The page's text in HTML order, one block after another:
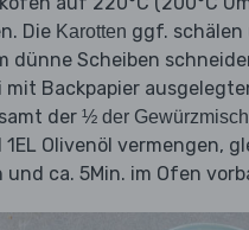
Die Karotten ggf. schälen
dünne Scheiben
Backpapier
der ½ der
1EL Olivenöl vermengen,
ca. 5Min. im Ofen